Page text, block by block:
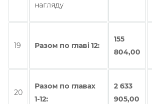
нагляду
19 Разом по главi 12:
155
804,00
20
Разом по главах
1-12:
2 633
905,00